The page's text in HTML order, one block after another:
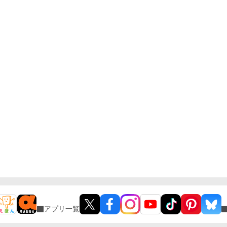
アプリ一覧